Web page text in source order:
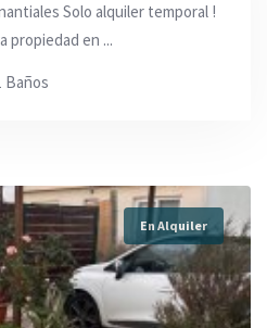
Solo alquiler temporal !
propiedad en ...
Baños
En Alquiler